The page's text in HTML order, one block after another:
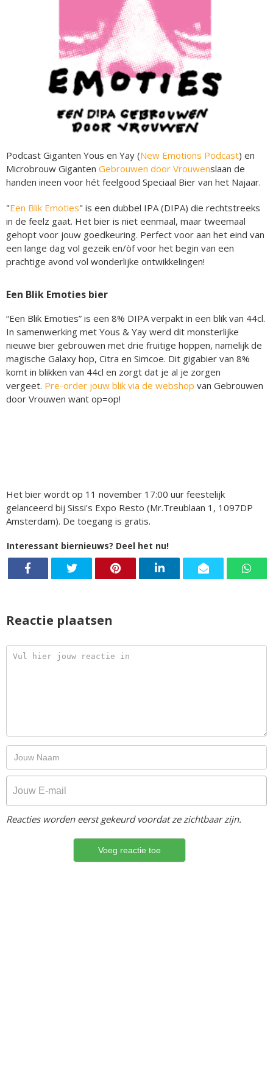
Podcast Giganten Yous en Yay (New Emotions Podcast) en
Microbrouw Giganten Gebrouwen door Vrouwenslaan de
handen ineen voor hét feelgood Speciaal Bier van het Najaar.
"Een Blik Emoties" is een dubbel IPA (DIPA) die rechtstreeks
in de feelz gaat. Het bier is niet eenmaal, maar tweemaal
gehopt voor jouw goedkeuring. Perfect voor aan het eind van
een lange dag vol gezeik en/òf voor het begin van een
prachtige avond vol wonderlijke ontwikkelingen!
Een Blik Emoties bier
“Een Blik Emoties” is een 8% DIPA verpakt in een blik van 44cl.
In samenwerking met Yous & Yay werd dit monsterlijke
nieuwe bier gebrouwen met drie fruitige hoppen, namelijk de
magische Galaxy hop, Citra en Simcoe. Dit gigabier van 8%
komt in blikken van 44cl en zorgt dat je al je zorgen
vergeet. Pre-order jouw blik via de webshop van Gebrouwen
door Vrouwen want op=op!
Het bier wordt op 11 november 17:00 uur feestelijk
gelanceerd bij Sissi's Expo Resto (Mr.Treublaan 1, 1097DP
Amsterdam). De toegang is gratis.
Interessant biernieuws? Deel het nu!
Reactie plaatsen
Reacties worden eerst gekeurd voordat ze zichtbaar zijn.